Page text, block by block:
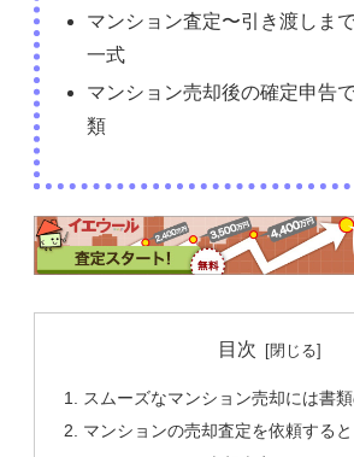
マンション査定〜引き渡しま
一式
マンション売却後の確定申告
類
目次
スムーズなマンション売却には書
マンションの売却査定を依頼する